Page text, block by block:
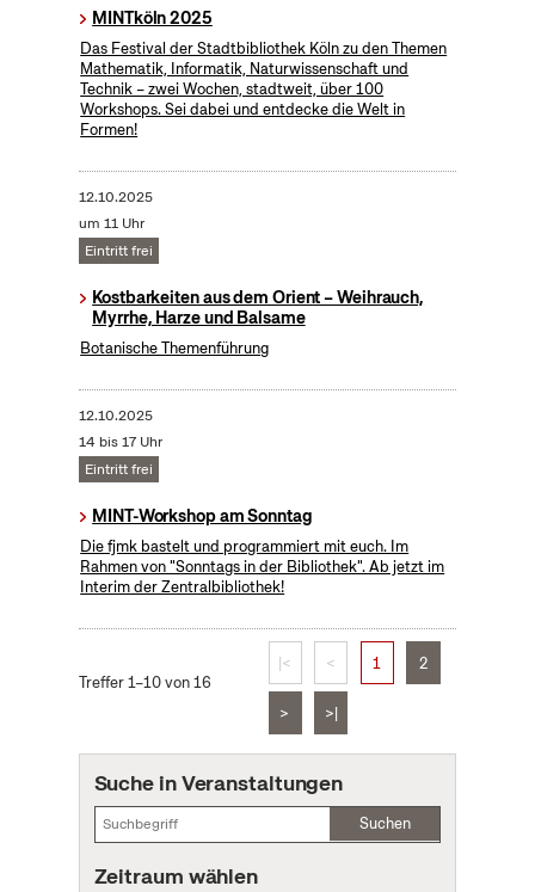
MINTköln 2025
Das Festival der Stadtbibliothek Köln zu den Themen
Mathematik, Informatik, Naturwissenschaft und
Technik – zwei Wochen, stadtweit, über 100
Workshops. Sei dabei und entdecke die Welt in
Formen!
12.10.2025
um 11 Uhr
Eintritt frei
Kostbarkeiten aus dem Orient – Weihrauch,
Myrrhe, Harze und Balsame
Botanische Themenführung
12.10.2025
14 bis 17 Uhr
Eintritt frei
MINT-Workshop am Sonntag
Die fjmk bastelt und programmiert mit euch. Im
Rahmen von "Sonntags in der Bibliothek". Ab jetzt im
Interim der Zentralbibliothek!
Treffer 1–10 von 16
|< < 1 2
> >|
Suche in Veranstaltungen
Suchen
Zeitraum wählen